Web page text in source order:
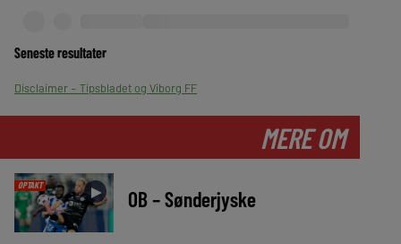
Seneste resultater
Disclaimer – Tipsbladet og Viborg FF
MERE OM
OPTAKT ► OB – Sønderjyske